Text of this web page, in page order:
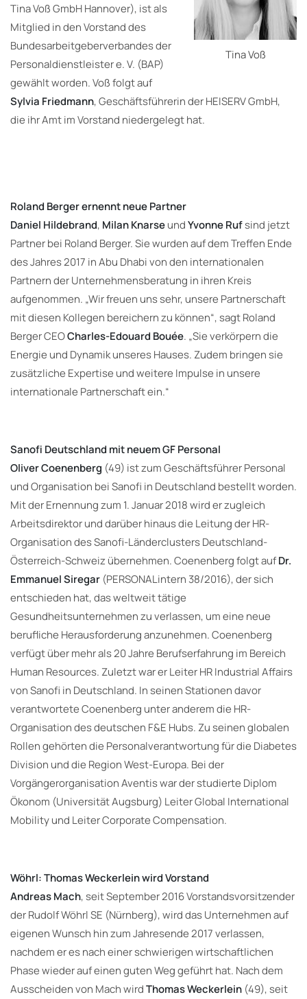
Tina Voß
Tina Voß GmbH Hannover), ist als
Mitglied in den Vorstand des
Bundesarbeitgeberverbandes der
Personaldienstleister e. V. (BAP)
gewählt worden. Voß folgt auf
Sylvia Friedmann, Geschäftsführerin der HEISERV GmbH,
die ihr Amt im Vorstand niedergelegt hat.
Roland Berger ernennt neue Partner
Daniel Hildebrand, Milan KnarseundYvonne Rufsind jetzt
Partner bei Roland Berger. Sie wurden auf dem Treffen Ende
des Jahres 2017 in Abu Dhabi von den internationalen
Partnern der Unternehmensberatung in ihren Kreis
aufgenommen. „Wir freuen uns sehr, unsere Partnerschaft
mit diesen Kollegen bereichern zu können“, sagt Roland
Berger CEOCharles-Edouard Bouée. „Sie verkörpern die
Energie und Dynamik unseres Hauses. Zudem bringen sie
zusätzliche Expertise und weitere Impulse in unsere
internationale Partnerschaft ein.“
Sanofi Deutschland mit neuem GF Personal
Oliver Coenenberg (49) ist zum Geschäftsführer Personal
und Organisation bei Sanofi in Deutschland bestellt worden.
Mit der Ernennung zum 1. Januar 2018 wird er zugleich
Arbeitsdirektor und darüber hinaus die Leitung der HR-
Organisation des Sanofi-Länderclusters Deutschland-
Österreich-Schweiz übernehmen. Coenenberg folgt aufDr.
Emmanuel Siregar (PERSONALintern 38/2016), der sich
entschieden hat, das weltweit tätige
Gesundheitsunternehmen zu verlassen, um eine neue
berufliche Herausforderung anzunehmen. Coenenberg
verfügt über mehr als 20 Jahre Berufserfahrung im Bereich
Human Resources. Zuletzt war er Leiter HR Industrial Affairs
von Sanofi in Deutschland. In seinen Stationen davor
verantwortete Coenenberg unter anderem die HR-
Organisation des deutschen F&E Hubs. Zu seinen globalen
Rollen gehörten die Personalverantwortung für die Diabetes
Division und die Region West-Europa. Bei der
Vorgängerorganisation Aventis war der studierte Diplom
Ökonom (Universität Augsburg) Leiter Global International
Mobility und Leiter Corporate Compensation.
Wöhrl: Thomas Weckerlein wird Vorstand
Andreas Mach, seit September 2016 Vorstandsvorsitzender
der Rudolf Wöhrl SE (Nürnberg), wird das Unternehmen auf
eigenen Wunsch hin zum Jahresende 2017 verlassen,
nachdem er es nach einer schwierigen wirtschaftlichen
Phase wieder auf einen guten Weg geführt hat. Nach dem
Ausscheiden von Mach wirdThomas Weckerlein (49), seit